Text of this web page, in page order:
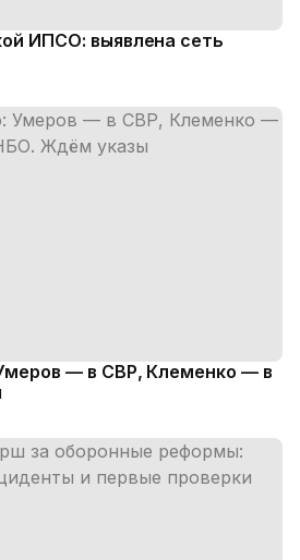
ИПСО: выявлена сеть
— в СВР, Клеменко — в